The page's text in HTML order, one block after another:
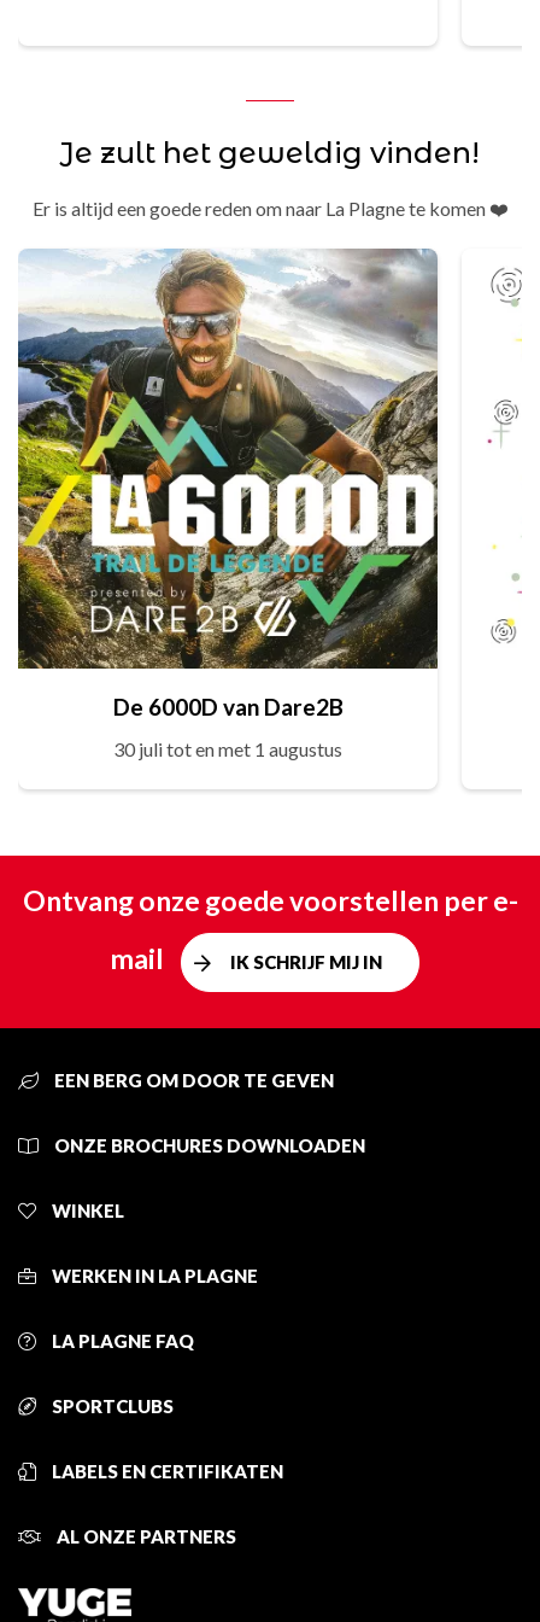
Je zult het geweldig vinden!
Er is altijd een goede reden om naar La Plagne te komen ❤️
De 6000D van Dare2B
30 juli tot en met 1 augustus
Ontvang onze goede voorstellen per e-
mail
IK SCHRIJF MIJ IN
EEN BERG OM DOOR TE GEVEN
ONZE BROCHURES DOWNLOADEN
WINKEL
WERKEN IN LA PLAGNE
LA PLAGNE FAQ
SPORTCLUBS
LABELS EN CERTIFIKATEN
AL ONZE PARTNERS